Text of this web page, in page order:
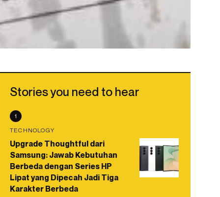
Stories you need to hear
1
TECHNOLOGY
Upgrade Thoughtful dari
Samsung: Jawab Kebutuhan
Berbeda dengan Series HP
Lipat yang Dipecah Jadi Tiga
Karakter Berbeda